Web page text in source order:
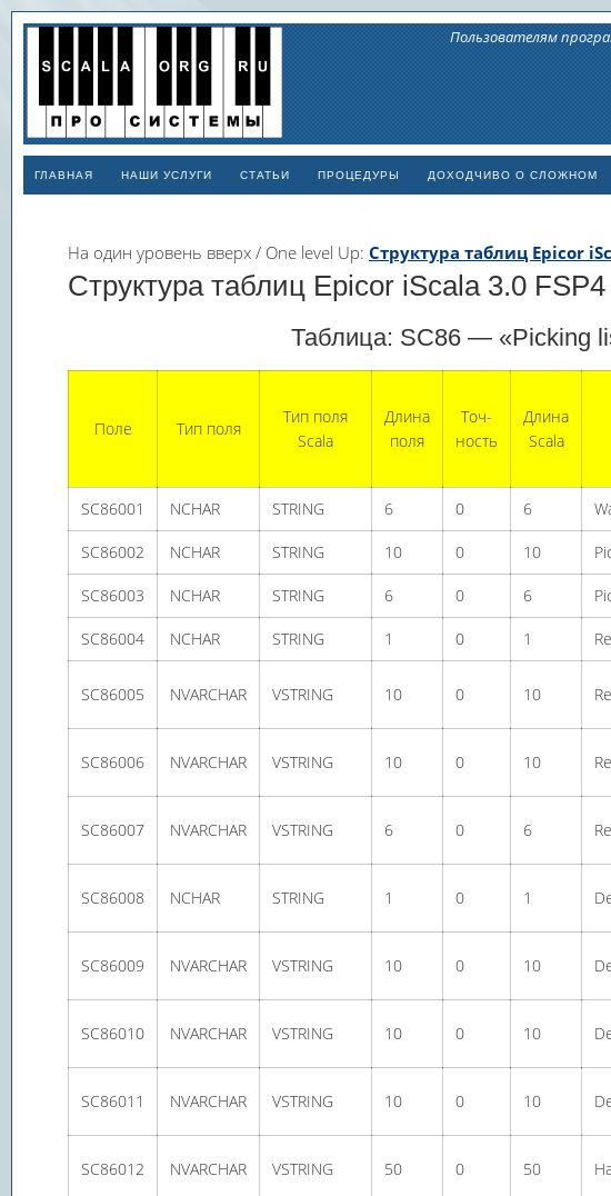
Пользователям
ГЛАВНАЯ НАШИ УСЛУГИ СТАТЬИ ПРОЦЕДУРЫ ДОХОДЧИВО О СЛОЖНОМ
На один уровень вверх / One level Up: Структура таблиц Epicor
Структура таблиц Epicor iScala 3.0
Таблица: SC86 — «Picking
Поле Тип поля
Тип поля
Scala
Длина
поля
Точ­
ность
Длина
Scala
SC86001 NCHAR STRING 6 0 6
SC86002 NCHAR STRING 10 0 10
SC86003 NCHAR STRING 6 0 6
SC86004 NCHAR STRING 1 0 1
SC86005 NVARCHAR VSTRING 10 0 10
SC86006 NVARCHAR VSTRING 10 0 10
SC86007 NVARCHAR VSTRING 6 0 6
SC86008 NCHAR STRING 1 0 1
SC86009 NVARCHAR VSTRING 10 0 10
SC86010 NVARCHAR VSTRING 10 0 10
SC86011 NVARCHAR VSTRING 10 0 10
SC86012 NVARCHAR VSTRING 50 0 50